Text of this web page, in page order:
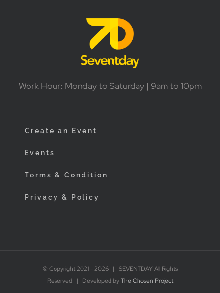
Work Hour: Monday to Saturday | 9am to 10pm
Create an Event
Events
Terms & Condition
Privacy & Policy
© Copyright 2021 -2026 | SEVENTDAY All Rights
Reserved | Developed byThe Chosen Project